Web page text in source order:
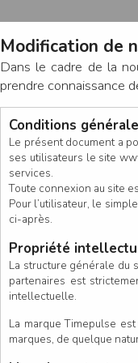
PUCE ACTIVE
Modification de
Dans le cadre de la
prendre connaissance
Conditions
Le présent document a
ses utilisateurs le site
services.
Toute connexion au site
Pour l’utilisateur, le
ci-après.
Propriété
La structure générale du
partenaires est
intellectuelle.
La marque Timepulse
marques, de quelque